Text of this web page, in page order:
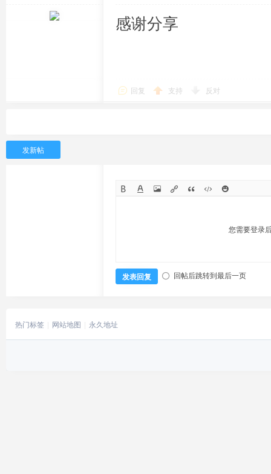
感谢分享
回复 支持 反对
发新帖
您需要登录
发表回复 回帖后跳转到最后一页
热门标签 网站地图 永久地址